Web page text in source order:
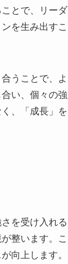
とで、リーダ
を生み出すこ
うことで、よ
い、個々の強
、「成長」を
を受け入れる
整います。こ
向上します。